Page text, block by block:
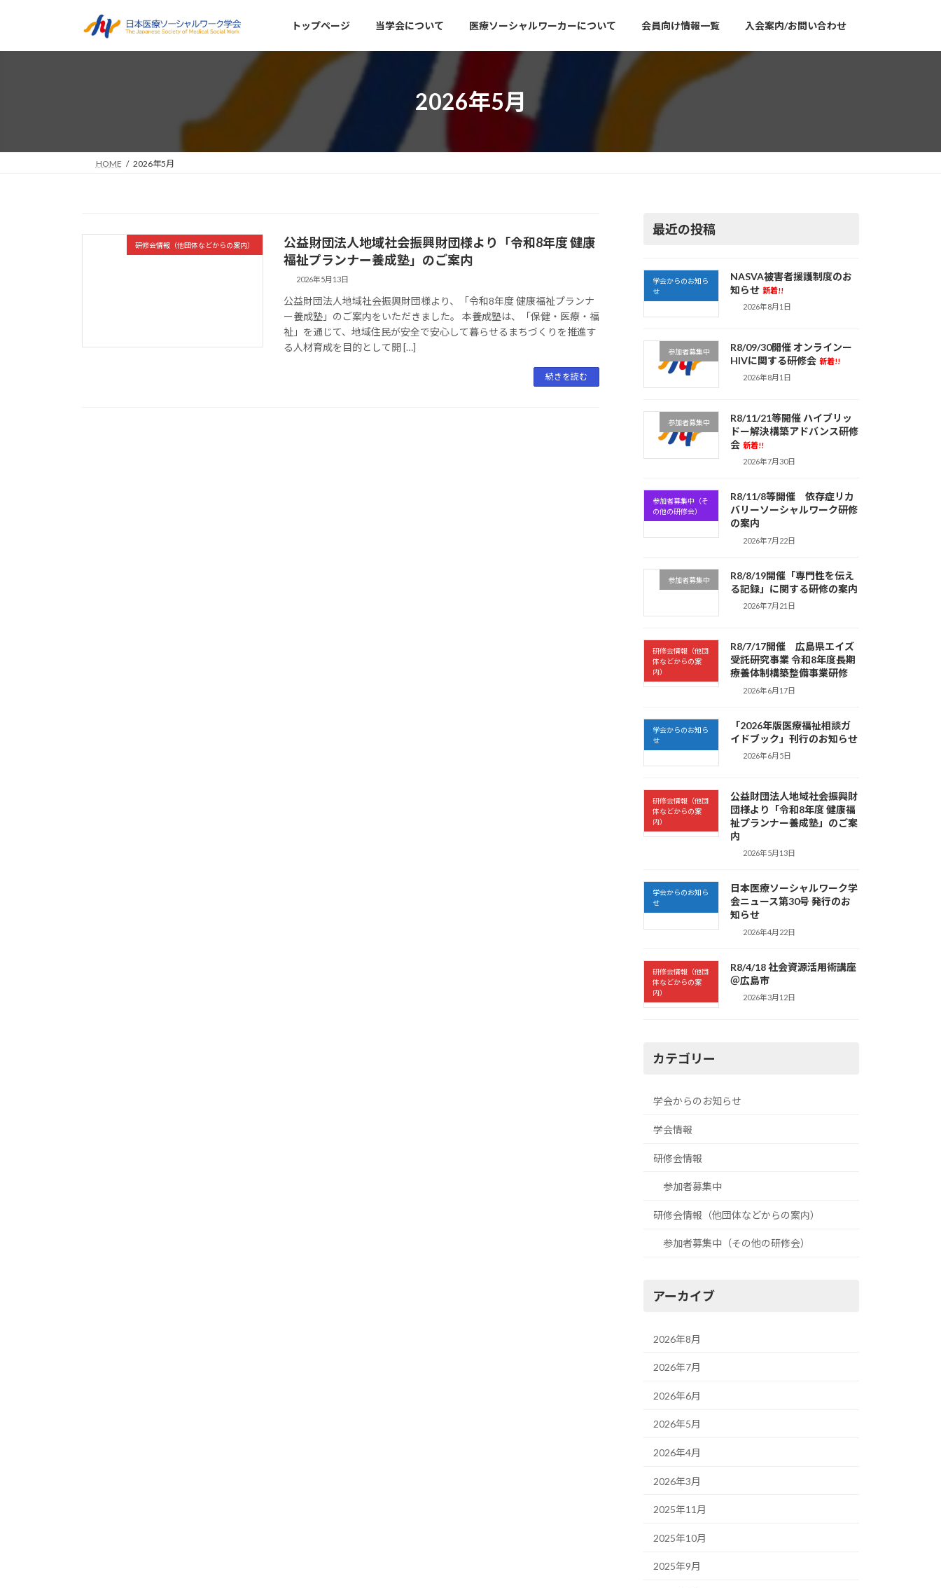
トップページ 当学会について 医療ソーシャルワーカーについて 会員向け情報一覧 入会案内/お問い合わせ
2026年5月
HOME 2026年5月
研修会情報（他団体などからの案内）
公益財団法人地域社会振興財団様より「令和8年度 健康
福祉プランナー養成塾」のご案内
2026年5月13日
公益財団法人地域社会振興財団様より、「令和8年度 健康福祉プランナ
ー養成塾」のご案内をいただきました。 本養成塾は、「保健・医療・福
祉」を通じて、地域住民が安全で安心して暮らせるまちづくりを推進す
る人材育成を目的として開 […]
続きを読む
最近の投稿
学会からのお知ら
せ
NASVA被害者援護制度のお
知らせ 新着!!
2026年8月1日
参加者募集中
R8/09/30開催 オンラインー
HIVに関する研修会 新着!!
2026年8月1日
参加者募集中
R8/11/21等開催 ハイブリッ
ドー解決構築アドバンス研修
会 新着!!
2026年7月30日
参加者募集中（そ
の他の研修会）
R8/11/8等開催 依存症リカ
バリーソーシャルワーク研修
の案内
2026年7月22日
参加者募集中
R8/8/19開催「専門性を伝え
る記録」に関する研修の案内
2026年7月21日
研修会情報（他団
体などからの案
内）
R8/7/17開催 広島県エイズ
受託研究事業 令和8年度長期
療養体制構築整備事業研修
2026年6月17日
学会からのお知ら
せ
「2026年版医療福祉相談ガ
イドブック」刊行のお知らせ
2026年6月5日
研修会情報（他団
体などからの案
内）
公益財団法人地域社会振興財
団様より「令和8年度 健康福
祉プランナー養成塾」のご案
内
2026年5月13日
学会からのお知ら
せ
日本医療ソーシャルワーク学
会ニュース第30号 発行のお
知らせ
2026年4月22日
研修会情報（他団
体などからの案
内）
R8/4/18 社会資源活用術講座
＠広島市
2026年3月12日
カテゴリー
学会からのお知らせ
学会情報
研修会情報
参加者募集中
研修会情報（他団体などからの案内）
参加者募集中（その他の研修会）
アーカイブ
2026年8月
2026年7月
2026年6月
2026年5月
2026年4月
2026年3月
2025年11月
2025年10月
2025年9月